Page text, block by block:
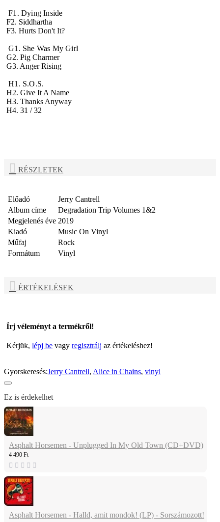
F1. Dying Inside
F2. Siddhartha
F3. Hurts Don't It?
G1. She Was My Girl
G2. Pig Charmer
G3. Anger Rising
H1. S.O.S.
H2. Give It A Name
H3. Thanks Anyway
H4. 31 / 32
RÉSZLETEK
Előadó
Jerry Cantrell
Album címe
Degradation Trip Volumes 1&2
Megjelenés éve 2019
Kiadó
Music On Vinyl
Műfaj
Rock
Formátum
Vinyl
ÉRTÉKELÉSEK
Írj véleményt a termékről!
Kérjük, lépj be vagy regisztrálj az értékeléshez!
Gyorskeresés:Jerry Cantrell, Alice in Chains, vinyl
Ez is érdekelhet
Asphalt Horsemen - Unplugged In My Old Town (CD+DVD)
4 490 Ft
Asphalt Horsemen - Halld, amit mondok! (LP) - Sorszámozott!